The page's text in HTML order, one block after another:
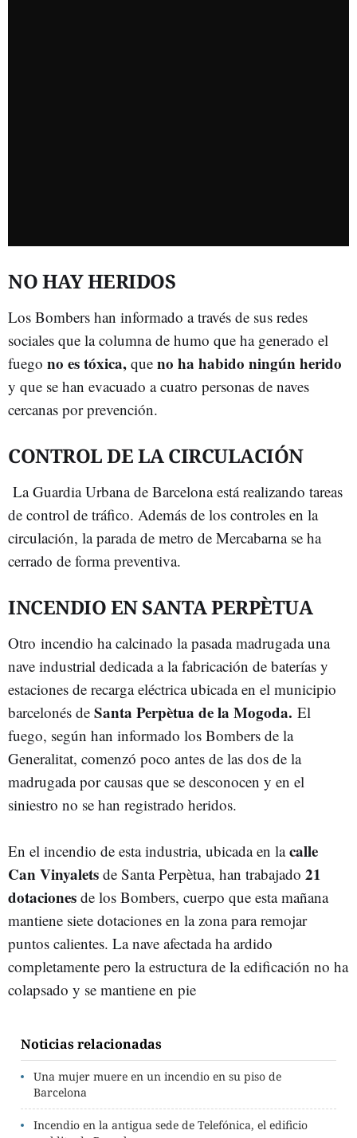
NO HAY HERIDOS
Los Bombers han informado a través de sus redes
sociales que la columna de humo que ha generado el
fuego no es tóxica, que no ha habido ningún herido
y que se han evacuado a cuatro personas de naves
cercanas por prevención.
CONTROL DE LA CIRCULACIÓN
La Guardia Urbana de Barcelona está realizando tareas
de control de tráfico. Además de los controles en la
circulación, la parada de metro de Mercabarna se ha
cerrado de forma preventiva.
INCENDIO EN SANTA PERPÈTUA
Otro incendio ha calcinado la pasada madrugada una
nave industrial dedicada a la fabricación de baterías y
estaciones de recarga eléctrica ubicada en el municipio
barcelonés de Santa Perpètua de la Mogoda. El
fuego, según han informado los Bombers de la
Generalitat, comenzó poco antes de las dos de la
madrugada por causas que se desconocen y en el
siniestro no se han registrado heridos.
En el incendio de esta industria, ubicada en lacalle
Can Vinyalets de Santa Perpètua, han trabajado 21
dotaciones de los Bombers, cuerpo que esta mañana
mantiene siete dotaciones en la zona para remojar
puntos calientes. La nave afectada ha ardido
completamente pero la estructura de la edificación no ha
colapsado y se mantiene en pie
Noticias relacionadas
Una mujer muere en un incendio en su piso de
Barcelona
Incendio en la antigua sede de Telefónica, el edificio